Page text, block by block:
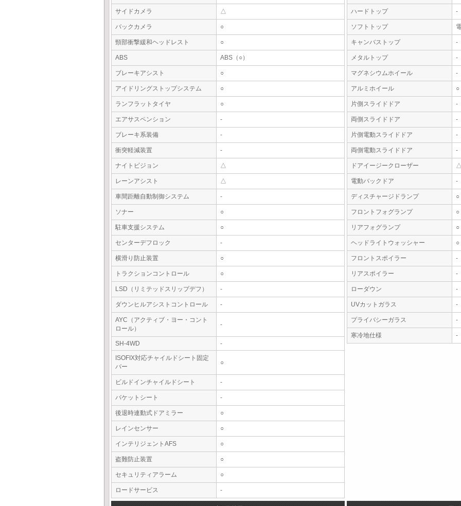
サイドカメラ △
バックカメラ ○
頸部衝撃緩和ヘッドレスト ○
ABS ABS（○）
ブレーキアシスト ○
アイドリングストップシステム ○
ランフラットタイヤ ○
エアサスペンション -
ブレーキ系装備 -
衝突軽減装置 -
ナイトビジョン △
レーンアシスト △
車間距離自動制御システム -
ソナー ○
駐車支援システム ○
センターデフロック -
横滑り防止装置 ○
トラクションコントロール ○
LSD（リミテッドスリップデフ） -
ダウンヒルアシストコントロール -
AYC（アクティブ・ヨー・コント
ロール）
-
SH-4WD
-
ISOFIX対応チャイルドシート固定
バー
○
ビルドインチャイルドシート -
バケットシート -
後退時連動式ドアミラー ○
レインセンサー ○
インテリジェントAFS ○
盗難防止装置 ○
セキュリティアラーム ○
ロードサービス -
ハードトップ -
ソフトトップ
キャンバストップ -
メタルトップ -
マグネシウムホイール -
アルミホイール ○
片側スライドドア -
両側スライドドア -
片側電動スライドドア -
両側電動スライドドア -
ドアイージークローザー
電動バックドア -
ディスチャージドランプ ○
フロントフォグランプ ○
リアフォグランプ ○
ヘッドライトウォッシャー ○
フロントスポイラー -
リアスポイラー -
ローダウン -
UVカットガラス -
プライバシーガラス -
寒冷地仕様 -